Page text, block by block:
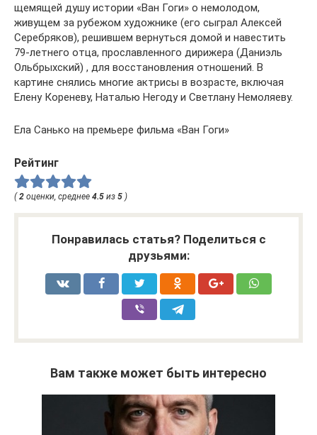
щемящей душу истории «Ван Гоги» о немолодом,
живущем за рубежом художнике (его сыграл Алексей
Серебряков), решившем вернуться домой и навестить
79-летнего отца, прославленного дирижера (Даниэль
Ольбрыхский) , для восстановления отношений. В
картине снялись многие актрисы в возрасте, включая
Елену Кореневу, Наталью Негоду и Светлану Немоляеву.
Ела Санько на премьере фильма «Ван Гоги»
Рейтинг
(2 оценки, среднее 4.5 из 5 )
Понравилась статья? Поделиться с
друзьями:
Вам также может быть интересно